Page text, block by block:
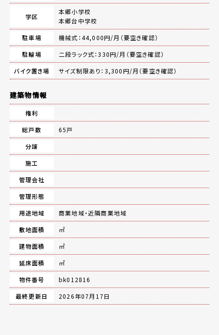
学区
本郷小学校
本郷台中学校
駐車場
機械式：44,000円/月（要空き確認）
駐輪場
二段ラック式：330円/月（要空き確認）
バイク置き場
サイズ制限あり：3,300円/月（要空き確認）
建築物情報
権利
総戸数
65戸
分譲
施工
管理会社
管理形態
用途地域
商業地域・近隣商業地域
敷地面積
㎡
建物面積
㎡
延床面積
㎡
物件番号
bk012816
最終更新日
2026年07月17日